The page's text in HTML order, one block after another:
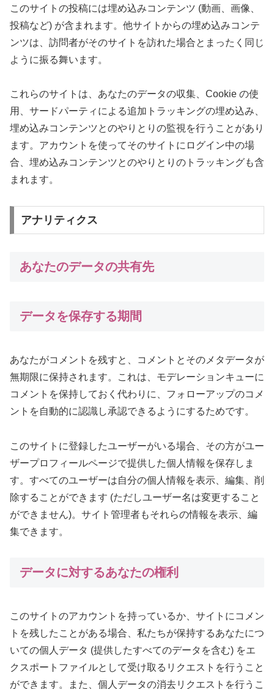
このサイトの投稿には埋め込みコンテンツ (動画、画像、
投稿など) が含まれます。他サイトからの埋め込みコンテ
ンツは、訪問者がそのサイトを訪れた場合とまったく同じ
ように振る舞います。
これらのサイトは、あなたのデータの収集、Cookie の使
用、サードパーティによる追加トラッキングの埋め込み、
埋め込みコンテンツとのやりとりの監視を行うことがあり
ます。アカウントを使ってそのサイトにログイン中の場
合、埋め込みコンテンツとのやりとりのトラッキングも含
まれます。
アナリティクス
あなたのデータの共有先
データを保存する期間
あなたがコメントを残すと、コメントとそのメタデータが
無期限に保持されます。これは、モデレーションキューに
コメントを保持しておく代わりに、フォローアップのコメ
ントを自動的に認識し承認できるようにするためです。
このサイトに登録したユーザーがいる場合、その方がユー
ザープロフィールページで提供した個人情報を保存しま
す。すべてのユーザーは自分の個人情報を表示、編集、削
除することができます (ただしユーザー名は変更すること
ができません)。サイト管理者もそれらの情報を表示、編
集できます。
データに対するあなたの権利
このサイトのアカウントを持っているか、サイトにコメン
トを残したことがある場合、私たちが保持するあなたにつ
いての個人データ (提供したすべてのデータを含む) をエ
クスポートファイルとして受け取るリクエストを行うこと
ができます。また、個人データの消去リクエストを行うこ